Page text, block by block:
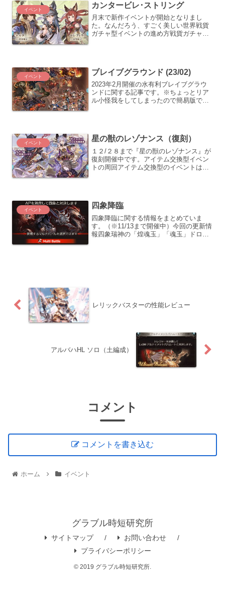
型イベ...
イベント カンタービレ･ストリング
月末で新作イベントが開始となりまし
た。なんだろう、すごく美しい世界戦貨
ガチャ型イベントの進め方戦貨ガチャ型
イベント ブレイブグラウンド (23/02)
2023年2月開催の水有利ブレイブグラウ
ンドに関する記事です。※ちょっとリア
ル小怪我をしてしまったので簡易版です
ついては、アビダメ...
イベント 星の獣のレゾナンス（復刻）
１２/２８まで『星の獣のレゾナンス』が
復刻開催中です。アイテム交換型イベン
トの周回アイテム交換型のイベントは、
イベント 四象降臨
四象降臨に関する情報をまとめていま
す。（※11/13まで開催中）今回の更新情
報四象瑞神の「煌魂玉」「魂玉」ドロッ
レリックバスターの性能レビュー
アルバハHL ソロ（土編成）
コメント
コメントを書き込む
ホーム イベント
グラブル時短研究所
サイトマップ
お問い合わせ
プライバシーポリシー
© 2019 グラブル時短研究所.